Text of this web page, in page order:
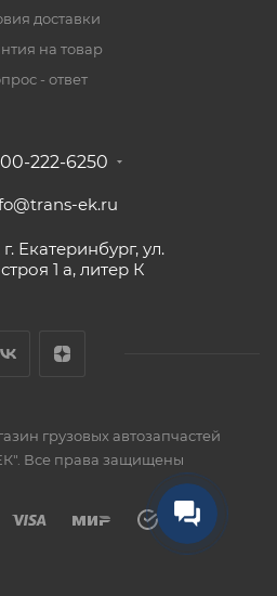
доставки
на товар
- ответ
222-6250
ek.ru
Екатеринбург, ул.
1 а, литер К
грузовых автозапчастей
. Все права защищены